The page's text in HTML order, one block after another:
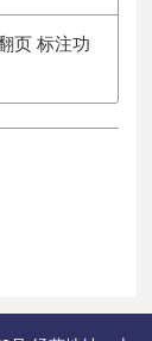
页 标注功